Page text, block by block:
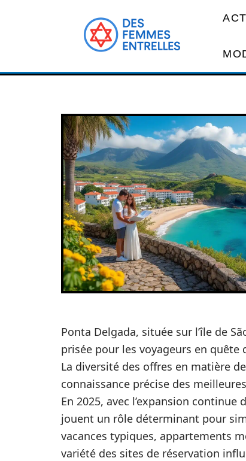
Ponta Delgada, située sur l’île de
prisée pour les voyageurs en quête
La diversité des offres en matière
connaissance précise des
En 2025, avec l’expansion
jouent un rôle déterminant pour
vacances typiques, appartements
variété des sites de réservation